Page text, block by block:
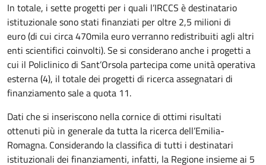
In totale, i sette progetti per i quali l’IRCCS è destinatario
istituzionale sono stati finanziati per oltre 2,5 milioni di
euro (di cui circa 470mila euro verranno redistribuiti agli altri
enti scientifici coinvolti). Se si considerano anche i progetti a
cui il Policlinico di Sant’Orsola partecipa come unità operativa
esterna (4), il totale dei progetti di ricerca assegnatari di
finanziamento sale a quota 11.
Dati che si inseriscono nella cornice di ottimi risultati
ottenuti più in generale da tutta la ricerca dell’Emilia-
Romagna. Considerando la classifica di tutti i destinatari
istituzionali dei finanziamenti, infatti, la Regione insieme ai 5